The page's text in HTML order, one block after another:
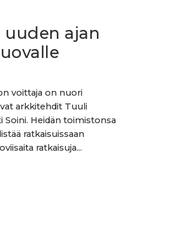
ajan
voittaja on nuori
arkkitehdit Tuuli
Soini. Heidän toimistonsa
ratkaisuissaan
ratkaisuja...